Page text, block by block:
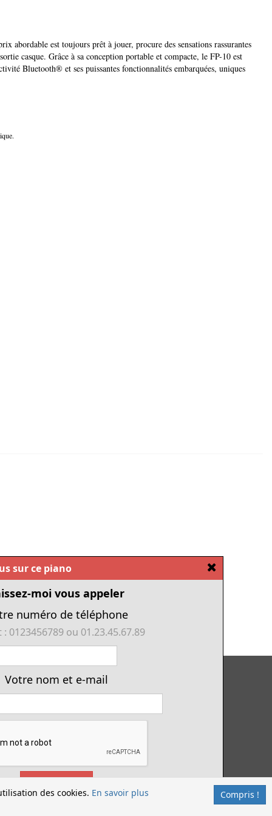
des cookies. En savoir plus Compris !
abordable est toujours prêt à jouer, procure des sensations rassurantes
casque. Grâce à sa conception portable et compacte, le FP-10 est
Bluetooth® et ses puissantes fonctionnalités embarquées, uniques
sur ce piano
moi vous appeler
numéro de téléphone
0123456789 ou 01.23.45.67.89
Votre nom et e-mail
Tous nos pianos d'occasion
Tous les numériques de cette année
Location avec option d'achat
Conditions générales de vente
Offres d'emploi & contrat d'apprentissage
sous réserve d'acceptation.